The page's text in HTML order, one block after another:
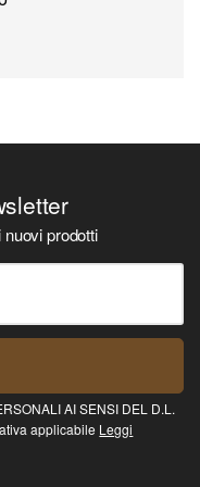
prodotti
AI SENSI DEL D.L.
applicabile Leggi